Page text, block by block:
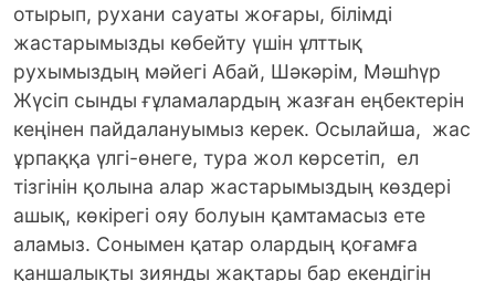
отырып, рухани сауаты жоғары, білімді
жастарымызды көбейту үшін ұлттық
рухымыздың мәйегі Абай, Шәкәрім, Мәшһүр
Жүсіп сынды ғұламалардың жазған еңбектерін
кеңінен пайдалануымыз керек. Осылайша, жас
ұрпаққа үлгі-өнеге, тура жол көрсетіп, ел
тізгінін қолына алар жастарымыздың көздері
ашық, көкірегі ояу болуын қамтамасыз ете
аламыз. Сонымен қатар олардың қоғамға
қаншалықты зиянды жақтары бар екендігін